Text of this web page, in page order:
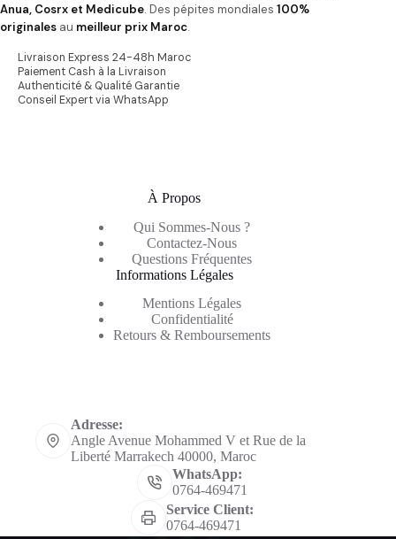
Anua, Cosrx et Medicube. Des pépites mondiales 100%
originales au meilleur prix Maroc.
Livraison Express 24-48h Maroc
Paiement Cash à la Livraison
Authenticité & Qualité Garantie
Conseil Expert via WhatsApp
À Propos
Qui Sommes-Nous ?
Contactez-Nous
Questions Fréquentes
Informations Légales
Mentions Légales
Confidentialité
Retours & Remboursements
Adresse:
Angle Avenue Mohammed V et Rue de la
Liberté Marrakech 40000, Maroc
WhatsApp:
0764-469471
Service Client:
0764-469471